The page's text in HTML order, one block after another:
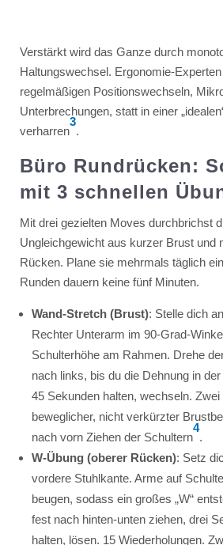
Verstärkt wird das Ganze durch
Haltungswechsel. Ergonomie-
regelmäßigen Positionswechseln,
Unterbrechungen, statt in einer
verharren
3
.
Büro Rundrücken:
mit 3 schnellen
Mit drei gezielten Moves durchbrichst
Ungleichgewicht aus kurzer Brust und
Rücken. Plane sie mehrmals täglich
Runden dauern keine fünf Minuten.
Wand-Stretch (Brust): Stelle dich
Rechter Unterarm im 90-Grad-
Schulterhöhe am Rahmen. Drehe
nach links, bis du die Dehnung in
45 Sekunden halten, wechseln. Zwei
beweglicher, nicht verkürzter
nach vorn Ziehen der Schultern
4
.
W-Übung (oberer Rücken): Setz
vordere Stuhlkante. Arme auf
beugen, sodass ein großes „W“
fest nach hinten-unten ziehen, drei
halten, lösen. 15 Wiederholungen.